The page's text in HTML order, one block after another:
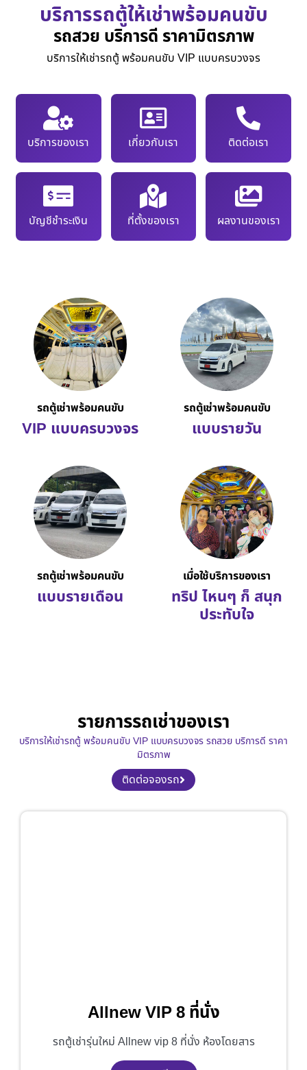
บริการรถตู้ให้เช่าพร้อมคนขับ
รถสวย บริการดี ราคามิตรภาพ
บริการให้เช่ารถตู้ พร้อมคนขับ VIP แบบครบวงจร
บริการของเรา เกี่ยวกับเรา ติดต่อเรา
บัญชีชำระเงิน ที่ตั้งของเรา ผลงานของเรา
รถตู้เช่าพร้อมคนขับ
VIP แบบครบวงจร
รถตู้เช่าพร้อมคนขับ
แบบรายวัน
รถตู้เช่าพร้อมคนขับ
แบบรายเดือน
เมื่อใช้บริการของเรา
ทริป ไหนๆ ก็ สนุก
ประทับใจ
รายการรถเช่าของเรา
บริการให้เช่ารถตู้ พร้อมคนขับ VIP แบบครบวงจร รถสวย บริการดี ราคา
มิตรภาพ
ติดต่อจองรถ
Allnew VIP 8 ที่นั่ง
รถตู้เช่ารุ่นใหม่ Allnew vip 8 ที่นั่ง ห้องโดยสาร